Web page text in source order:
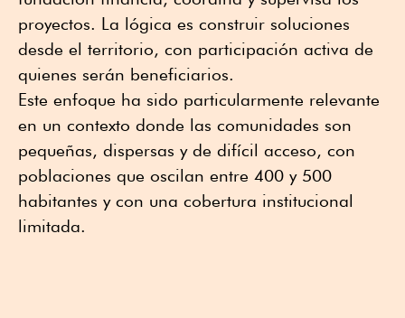
proyectos. La lógica es construir soluciones
desde el territorio, con participación activa de
quienes serán beneficiarios.
Este enfoque ha sido particularmente relevante
en un contexto donde las comunidades son
pequeñas, dispersas y de difícil acceso, con
poblaciones que oscilan entre 400 y 500
habitantes y con una cobertura institucional
limitada.